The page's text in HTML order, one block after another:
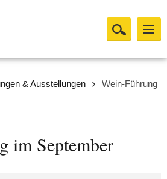
& Ausstellungen
Wein-Führung
im September